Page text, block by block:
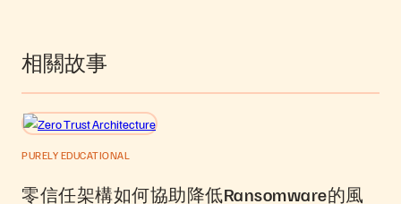
相關故事
PURELY EDUCATIONAL
零信任架構如何協助降低Ransomware的風